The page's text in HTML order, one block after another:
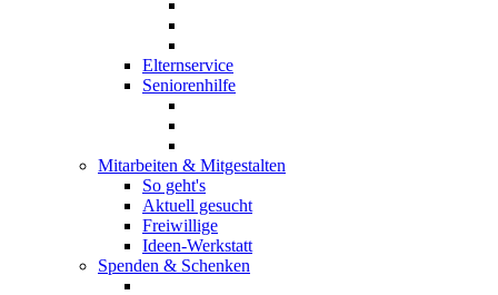
Elternservice
Seniorenhilfe
Mitarbeiten & Mitgestalten
So geht's
Aktuell gesucht
Freiwillige
Ideen-Werkstatt
Spenden & Schenken